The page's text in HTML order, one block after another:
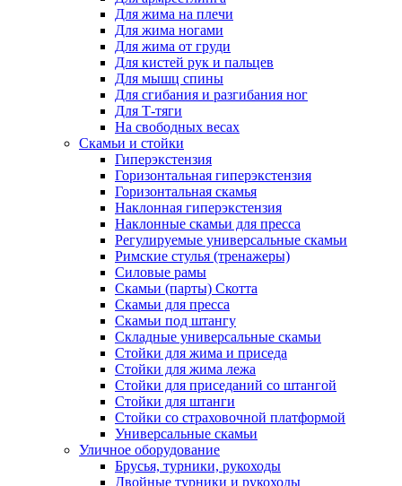
Для жима на плечи
Для жима ногами
Для жима от груди
Для кистей рук и пальцев
Для мышц спины
Для сгибания и разгибания ног
Для Т-тяги
На свободных весах
Скамьи и стойки
Гиперэкстензия
Горизонтальная гиперэкстензия
Горизонтальная скамья
Наклонная гиперэкстензия
Наклонные скамьи для пресса
Регулируемые универсальные скамьи
Римские стулья (тренажеры)
Силовые рамы
Скамьи (парты) Скотта
Скамьи для пресса
Скамьи под штангу
Складные универсальные скамьи
Стойки для жима и приседа
Стойки для жима лежа
Стойки для приседаний со штангой
Стойки для штанги
Стойки со страховочной платформой
Универсальные скамьи
Уличное оборудование
Брусья, турники, рукоходы
Двойные турники и рукоходы